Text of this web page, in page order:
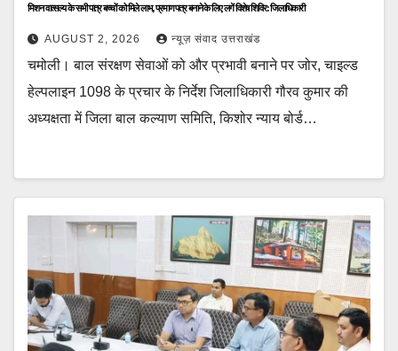
मिशन वात्सल्य के सभी पात्र बच्चों को मिले लाभ, प्रमाण पत्र बनाने के लिए लगें विशेष शिविर: जिलाधिकारी
AUGUST 2, 2026 न्यूज़ संवाद उत्तराखंड
चमोली। बाल संरक्षण सेवाओं को और प्रभावी बनाने पर जोर, चाइल्ड
हेल्पलाइन 1098 के प्रचार के निर्देश जिलाधिकारी गौरव कुमार की
अध्यक्षता में जिला बाल कल्याण समिति, किशोर न्याय बोर्ड…